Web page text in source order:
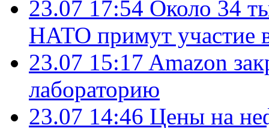
23.07 17:54 Около 34
НАТО примут участие
23.07 15:17 Amazon
лабораторию
23.07 14:46 Цены на